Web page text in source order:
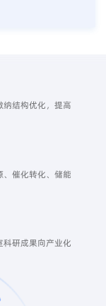
结构优化，提高
催化转化、储能
研成果向产业化